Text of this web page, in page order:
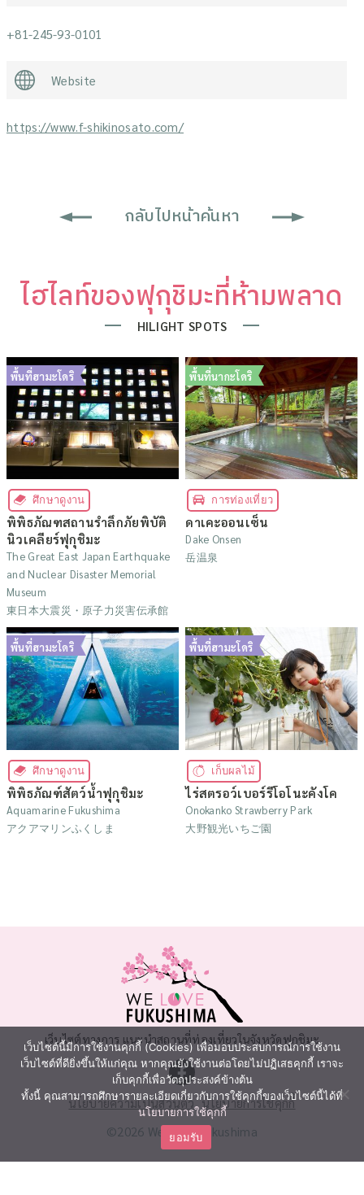
+81-245-93-0101
Website
https://www.f-shikinosato.com/
กลับไปหน้าค้นหา
ไฮไลท์ของฟุกุชิมะที่ห้ามพลาด
HILIGHT SPOTS
พื้นที่ฮามะโดริ
ศึกษาดูงาน
พิพิธภัณฑสถานรำลึกภัยพิบัติ
นิวเคลียร์ฟุกุชิมะ
The Great East Japan Earthquake
and Nuclear Disaster Memorial
Museum
東日本大震災・原子力災害伝承館
พื้นที่นากะโดริ
การท่องเที่ยว
ดาเคะออนเซ็น
Dake Onsen
岳温泉
พื้นที่ฮามะโดริ
ศึกษาดูงาน
พิพิธภัณฑ์สัตว์น้ำฟุกุชิมะ
Aquamarine Fukushima
アクアマリンふくしま
พื้นที่ฮามะโดริ
เก็บผลไม้
ไร่สตรอว์เบอร์รีโอโนะคังโค
Onokanko Strawberry Park
大野観光いちご園
เว็บไซต์ทางการ แนะนำสถานที่ท่องเที่ยวในจังหวัดฟุกุชิมะ
นโยบายความเป็นส่วนตัว นโยบายการใช้คุกกี้
©2026 We Love Fukushima
เว็บไซต์นี้มีการใช้งานคุกกี้ (Cookies) เพื่อมอบประสบการณ์การใช้งาน
เว็บไซต์ที่ดียิ่งขึ้นให้แก่คุณ หากคุณยังใช้งานต่อโดยไม่ปฏิเสธคุกกี้ เราจะ
เก็บคุกกี้เพื่อวัตถุประสงค์ข้างต้น
ทั้งนี้ คุณสามารถศึกษารายละเอียดเกี่ยวกับการใช้คุกกี้ของเว็บไซต์นี้ได้ที่
นโยบายการใช้คุกกี้
ยอมรับ